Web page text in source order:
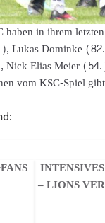
in ihrem
Lukas Dominke
Nick Elias Meier
vom KSC-Spiel
– LIONS